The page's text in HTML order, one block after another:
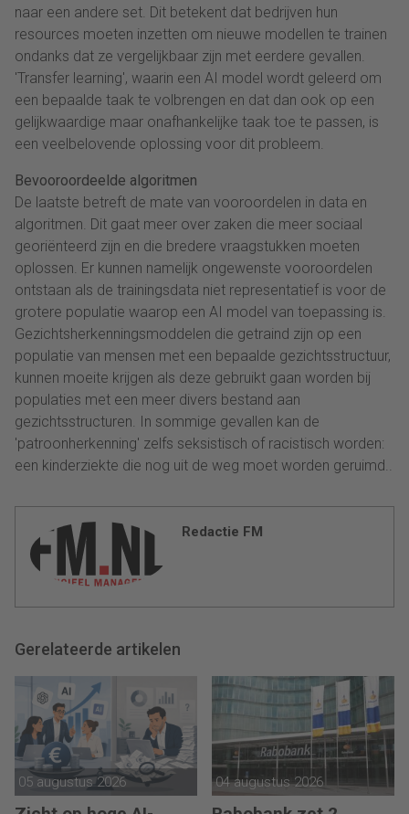
naar een andere set. Dit betekent dat bedrijven hun
resources moeten inzetten om nieuwe modellen te trainen
ondanks dat ze vergelijkbaar zijn met eerdere gevallen.
'Transfer learning', waarin een AI model wordt geleerd om
een bepaalde taak te volbrengen en dat dan ook op een
gelijkwaardige maar onafhankelijke taak toe te passen, is
een veelbelovende oplossing voor dit probleem.
Bevooroordeelde algoritmen
De laatste betreft de mate van vooroordelen in data en
algoritmen. Dit gaat meer over zaken die meer sociaal
georiënteerd zijn en die bredere vraagstukken moeten
oplossen. Er kunnen namelijk ongewenste vooroordelen
ontstaan als de trainingsdata niet representatief is voor de
grotere populatie waarop een AI model van toepassing is.
Gezichtsherkenningsmoddelen die getraind zijn op een
populatie van mensen met een bepaalde gezichtsstructuur,
kunnen moeite krijgen als deze gebruikt gaan worden bij
populaties met een meer divers bestand aan
gezichtsstructuren. In sommige gevallen kan de
'patroonherkenning' zelfs seksistisch of racistisch worden:
een kinderziekte die nog uit de weg moet worden geruimd..
Redactie FM
Gerelateerde artikelen
05 augustus 2026 04 augustus 2026